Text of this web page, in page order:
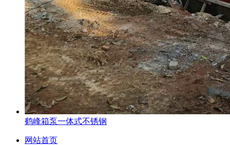
鹤峰箱泵一体式不锈钢
网站首页